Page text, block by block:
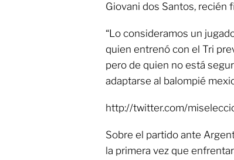
Giovani dos Santos, recién
“Lo consideramos un
quien entrenó con el Tri
pero de quien no está
adaptarse al balompié
http://twitter.com/
Sobre el partido ante
la primera vez que